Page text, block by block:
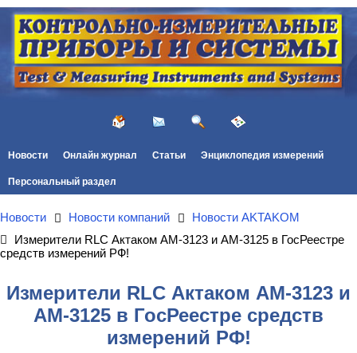
Новости Онлайн журнал Статьи Энциклопедия измерений
Персональный раздел
Новости Новости компаний
Новости AKTAKOM
Измерители RLC Актаком АМ-3123 и АМ-3125 в ГосРеестре
средств измерений РФ!
Измерители RLC Актаком АМ-3123 и
АМ-3125 в ГосРеестре средств
измерений РФ!